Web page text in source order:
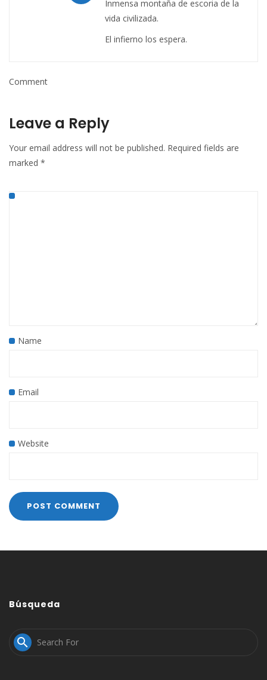
Inmensa montaña de escoria de la
vida civilizada.
El infierno los espera.
Comment
Leave a Reply
Your email address will not be published. Required fields are
marked *
Name
Email
Website
Búsqueda
